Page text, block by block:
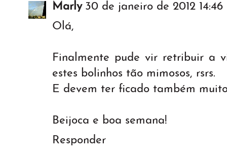
Marly 30 de janeiro de 2012 14:46
Olá,
Finalmente pude vir retribuir a
estes bolinhos tão mimosos, rsrs.
E devem ter ficado também
Beijoca e boa semana!
Responder